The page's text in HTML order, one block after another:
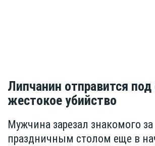
Липчанин отправится под
жестокое убийство
Мужчина зарезал знакомого за
праздничным столом еще в